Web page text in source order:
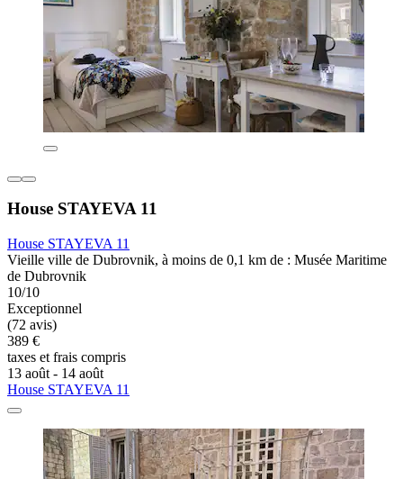
House STAYEVA 11
House STAYEVA 11
Vieille ville de Dubrovnik, à moins de 0,1 km de : Musée Maritime
de Dubrovnik
10/10
Exceptionnel
(72 avis)
389 €
taxes et frais compris
13 août - 14 août
House STAYEVA 11